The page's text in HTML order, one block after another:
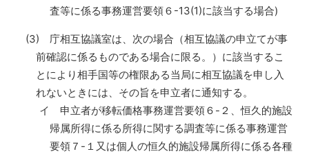
査等に係る事務運営要領６-13(1)に該当する場合)
(3) 庁相互協議室は、次の場合（相互協議の申立てが事
前確認に係るものである場合に限る。）に該当するこ
とにより相手国等の権限ある当局に相互協議を申し入
れないときには、その旨を申立者に通知する。
イ 申立者が移転価格事務運営要領６-２、恒久的施設
帰属所得に係る所得に関する調査等に係る事務運営
要領７-１又は個人の恒久的施設帰属所得に係る各種